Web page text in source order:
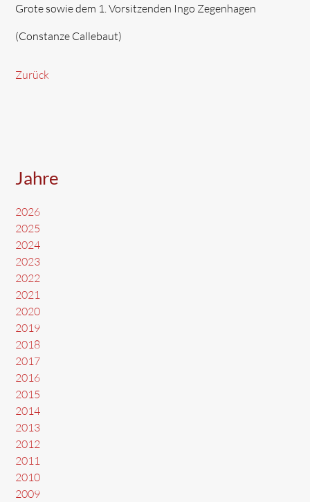
Grote sowie dem 1. Vorsitzenden Ingo Zegenhagen
(Constanze Callebaut)
Zurück
Jahre
2026
2025
2024
2023
2022
2021
2020
2019
2018
2017
2016
2015
2014
2013
2012
2011
2010
2009